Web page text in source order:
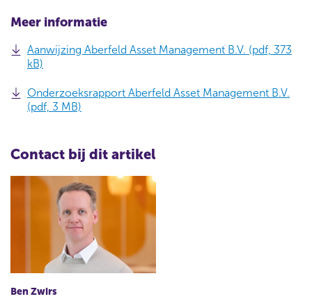
Meer informatie
Aanwijzing Aberfeld Asset Management B.V. (pdf, 373
kB)
Onderzoeksrapport Aberfeld Asset Management B.V.
(pdf, 3 MB)
Contact bij dit artikel
Ben Zwirs